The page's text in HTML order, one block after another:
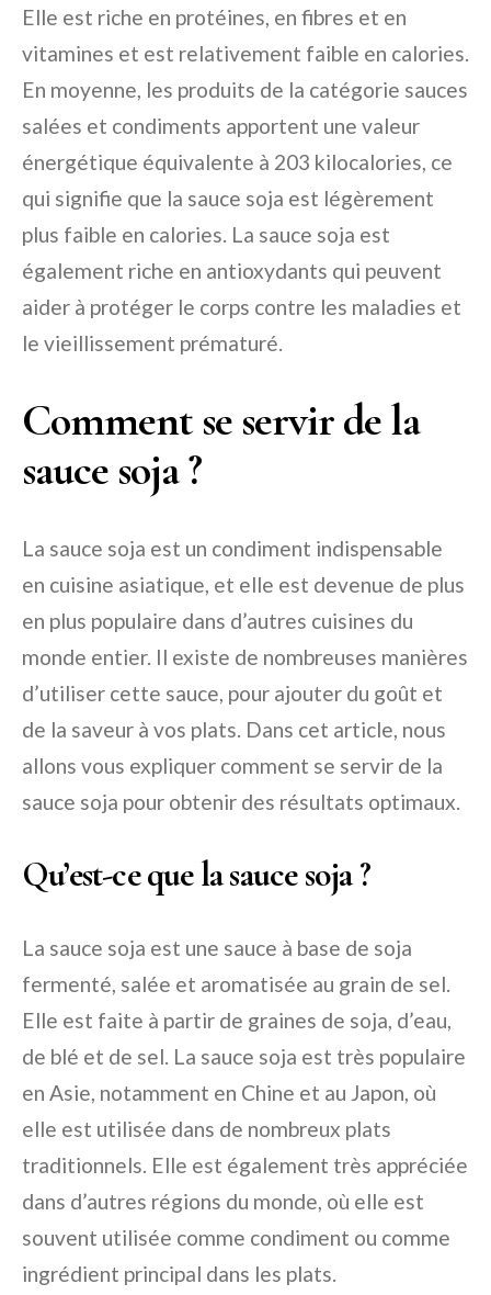
Elle est riche en protéines, en fibres et en
vitamines et est relativement faible en calories.
En moyenne, les produits de la catégorie sauces
salées et condiments apportent une valeur
énergétique équivalente à 203 kilocalories, ce
qui signifie que la sauce soja est légèrement
plus faible en calories. La sauce soja est
également riche en antioxydants qui peuvent
aider à protéger le corps contre les maladies et
le vieillissement prématuré.
Comment se servir de la
sauce soja ?
La sauce soja est un condiment indispensable
en cuisine asiatique, et elle est devenue de plus
en plus populaire dans d’autres cuisines du
monde entier. Il existe de nombreuses manières
d’utiliser cette sauce, pour ajouter du goût et
de la saveur à vos plats. Dans cet article, nous
allons vous expliquer comment se servir de la
sauce soja pour obtenir des résultats optimaux.
Qu’est-ce que la sauce soja ?
La sauce soja est une sauce à base de soja
fermenté, salée et aromatisée au grain de sel.
Elle est faite à partir de graines de soja, d’eau,
de blé et de sel. La sauce soja est très populaire
en Asie, notamment en Chine et au Japon, où
elle est utilisée dans de nombreux plats
traditionnels. Elle est également très appréciée
dans d’autres régions du monde, où elle est
souvent utilisée comme condiment ou comme
ingrédient principal dans les plats.